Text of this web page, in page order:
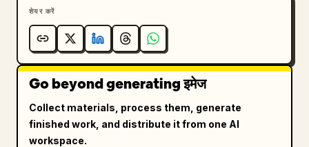
शेयर करें
Go beyond generating इमेज
Collect materials, process them, generate
finished work, and distribute it from one AI
workspace.